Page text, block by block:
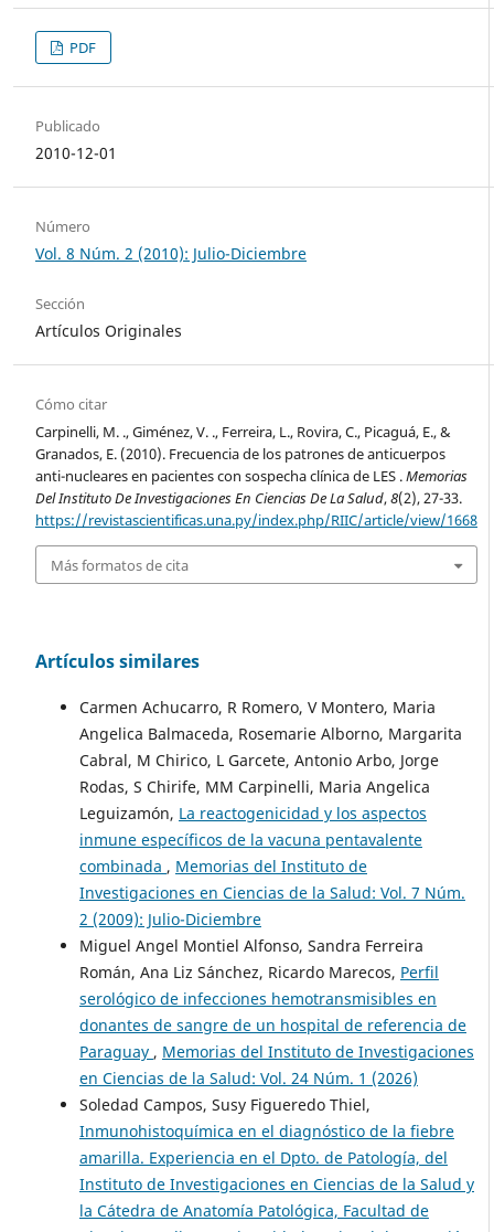
PDF
Publicado
2010-12-01
Número
Vol. 8 Núm. 2 (2010): Julio-Diciembre
Sección
Artículos Originales
Cómo citar
Carpinelli, M. ., Giménez, V. ., Ferreira, L., Rovira, C., Picaguá, E., &
Granados, E. (2010). Frecuencia de los patrones de anticuerpos
anti-nucleares en pacientes con sospecha clínica de LES .Memorias
Del Instituto De Investigaciones En Ciencias De La Salud,8(2), 27-33.
https://revistascientificas.una.py/index.php/RIIC/article/view/1668
Más formatos de cita
Artículos similares
Carmen Achucarro, R Romero, V Montero, Maria
Angelica Balmaceda, Rosemarie Alborno, Margarita
Cabral, M Chirico, L Garcete, Antonio Arbo, Jorge
Rodas, S Chirife, MM Carpinelli, Maria Angelica
Leguizamón, La reactogenicidad y los aspectos
inmune específicos de la vacuna pentavalente
combinada , Memorias del Instituto de
Investigaciones en Ciencias de la Salud: Vol. 7 Núm.
2 (2009): Julio-Diciembre
Miguel Angel Montiel Alfonso, Sandra Ferreira
Román, Ana Liz Sánchez, Ricardo Marecos, Perfil
serológico de infecciones hemotransmisibles en
donantes de sangre de un hospital de referencia de
Paraguay , Memorias del Instituto de Investigaciones
en Ciencias de la Salud: Vol. 24 Núm. 1 (2026)
Soledad Campos, Susy Figueredo Thiel,
Inmunohistoquímica en el diagnóstico de la fiebre
amarilla. Experiencia en el Dpto. de Patología, del
Instituto de Investigaciones en Ciencias de la Salud y
la Cátedra de Anatomía Patológica, Facultad de